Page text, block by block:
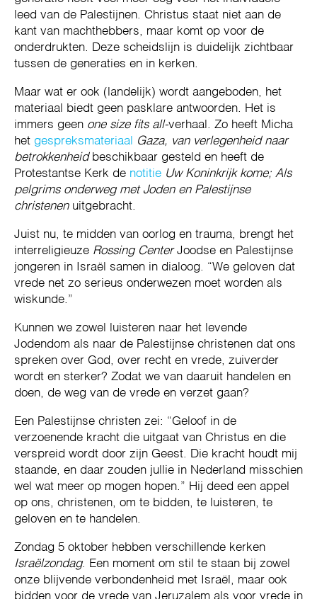
leed van de Palestijnen. Christus staat niet aan de
kant van machthebbers, maar komt op voor de
onderdrukten. Deze scheidslijn is duidelijk zichtbaar
tussen de generaties en in kerken.
Maar wat er ook (landelijk) wordt aangeboden, het
materiaal biedt geen pasklare antwoorden. Het is
immers geen one size fits all-verhaal. Zo heeft Micha
het gespreksmateriaal
Gaza, van verlegenheid naar
betrokkenheidbeschikbaar gesteld en heeft de
Protestantse Kerk de notitie Uw Koninkrijk kome; Als
pelgrims onderweg met Joden en Palestijnse
christenenuitgebracht.
Juist nu, te midden van oorlog en trauma, brengt het
interreligieuze Rossing CenterJoodse en Palestijnse
jongeren in Israël samen in dialoog. “We geloven dat
vrede net zo serieus onderwezen moet worden als
wiskunde.”
Kunnen we zowel luisteren naar het levende
Jodendom als naar de Palestijnse christenen dat ons
spreken over God, over recht en vrede, zuiverder
wordt en sterker? Zodat we van daaruit handelen en
doen, de weg van de vrede en verzet gaan?
Een Palestijnse christen zei: “Geloof in de
verzoenende kracht die uitgaat van Christus en die
verspreid wordt door zijn Geest. Die kracht houdt mij
staande, en daar zouden jullie in Nederland misschien
wel wat meer op mogen hopen.” Hij deed een appel
op ons, christenen, om te bidden, te luisteren, te
geloven en te handelen.
Zondag 5 oktober hebben verschillende kerken
Israëlzondag. Een moment om stil te staan bij zowel
onze blijvende verbondenheid met Israël, maar ook